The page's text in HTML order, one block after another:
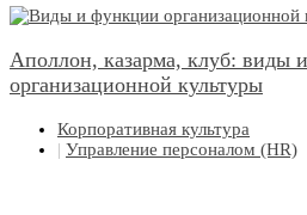
Аполлон, казарма, клуб: виды
организационной культуры
Корпоративная культура
| Управление персоналом (HR)